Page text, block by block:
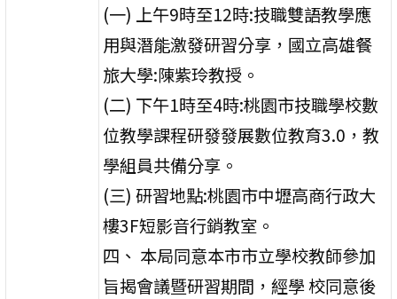
(一) 上午9時至12時:技職雙語教學應
用與潛能激發研習分享，國立高雄餐
旅大學:陳紫玲教授。
(二) 下午1時至4時:桃園市技職學校數
位教學課程研發發展數位教育3.0，教
學組員共備分享。
(三) 研習地點:桃園市中壢高商行政大
樓3F短影音行銷教室。
四、 本局同意本市市立學校教師參加
旨揭會議暨研習期間，經學 校同意後